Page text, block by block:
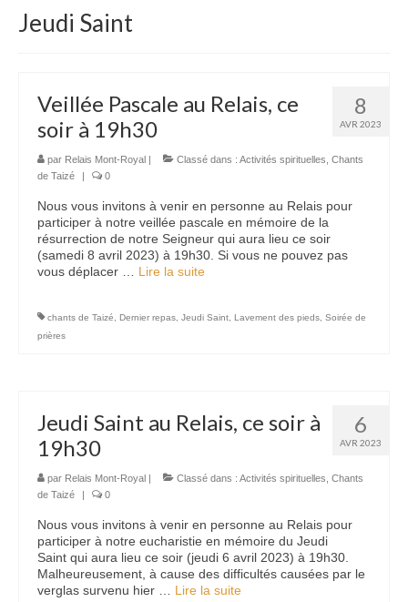
Nous contacter
Jeudi Saint
8
AVR 2023
Veillée Pascale au Relais, ce
soir à 19h30
par Relais Mont-Royal | Classé dans : Activités spirituelles Chants
de Taizé
| 0
Nous vous invitons à venir en personne au Relais pour
participer à notre veillée pascale en mémoire de la
résurrection de notre Seigneur qui aura lieu ce soir
(samedi 8 avril 2023) à 19h30. Si vous ne pouvez pas
vous déplacer … Lire la suite­­
chants de Taizé Dernier repas Jeudi Saint Lavement des pieds Soirée de
prières
6
AVR 2023
Jeudi Saint au Relais, ce soir à
19h30
par Relais Mont-Royal | Classé dans : Activités spirituelles Chants
de Taizé
| 0
Nous vous invitons à venir en personne au Relais pour
participer à notre eucharistie en mémoire du Jeudi
Saint qui aura lieu ce soir (jeudi 6 avril 2023) à 19h30.
Malheureusement, à cause des difficultés causées par le
verglas survenu hier … Lire la suite­­